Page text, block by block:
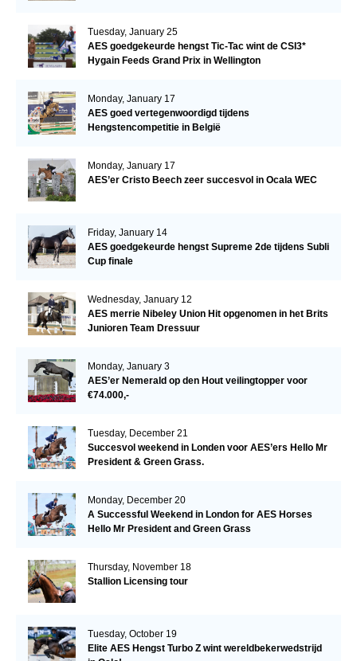
Tuesday, January 25
AES goedgekeurde hengst Tic-Tac wint de CSI3*
Hygain Feeds Grand Prix in Wellington
Monday, January 17
AES goed vertegenwoordigd tijdens
Hengstencompetitie in België
Monday, January 17
AES’er Cristo Beech zeer succesvol in Ocala WEC
Friday, January 14
AES goedgekeurde hengst Supreme 2de tijdens Subli
Cup finale
Wednesday, January 12
AES merrie Nibeley Union Hit opgenomen in het Brits
Junioren Team Dressuur
Monday, January 3
AES’er Nemerald op den Hout veilingtopper voor
€74.000,-
Tuesday, December 21
Succesvol weekend in Londen voor AES’ers Hello Mr
President & Green Grass.
Monday, December 20
A Successful Weekend in London for AES Horses
Hello Mr President and Green Grass
Thursday, November 18
Stallion Licensing tour
Tuesday, October 19
Elite AES Hengst Turbo Z wint wereldbekerwedstrijd